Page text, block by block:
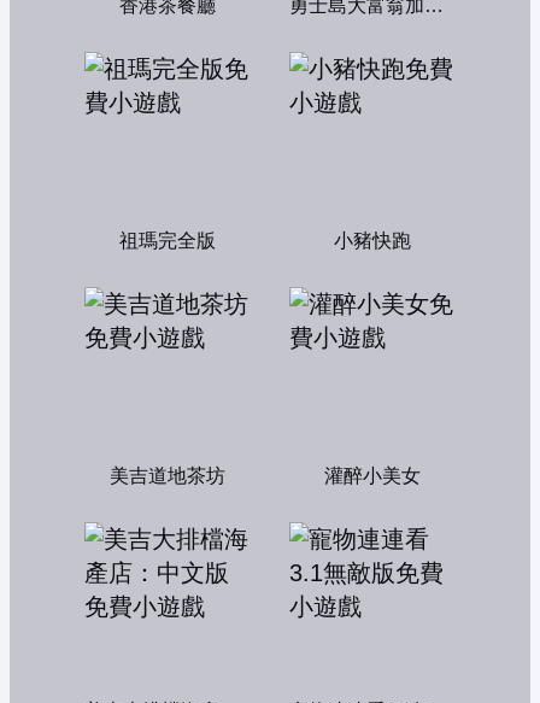
香港茶餐廳 勇士島大富翁加強版
祖瑪完全版 小豬快跑
美吉道地茶坊 灌醉小美女